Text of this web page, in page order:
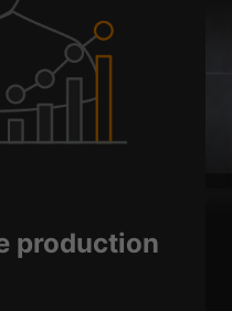
production